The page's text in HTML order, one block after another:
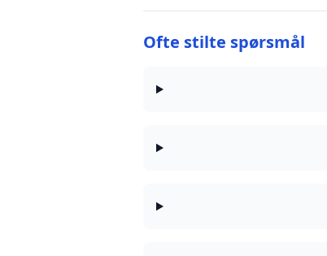
Ofte stilte spørsmål